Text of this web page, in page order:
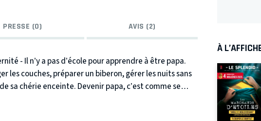
PRESSE (0) AVIS (2)
- Il n’y a pas d’école pour apprendre à être papa.
les couches, préparer un biberon, gérer les nuits sans
sa chérie enceinte. Devenir papa, c’est comme se
coupe ! C’est un voyage au bout de l’extrême. Ça
Si seulement on pouvait dormir !
À